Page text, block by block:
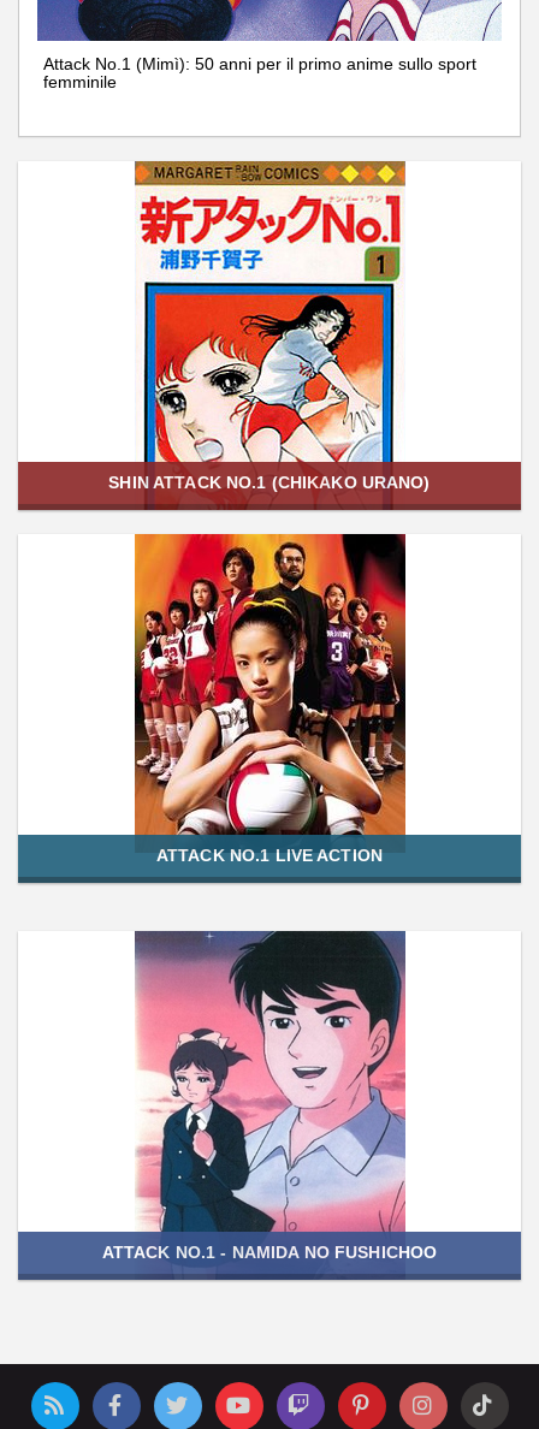
Attack No.1 (Mimì): 50 anni per il primo anime sullo sport
femminile
SHIN ATTACK NO.1 (CHIKAKO URANO)
ATTACK NO.1 LIVE ACTION
ATTACK NO.1 - NAMIDA NO FUSHICHOO